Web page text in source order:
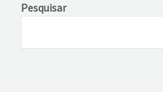
Pesquisar